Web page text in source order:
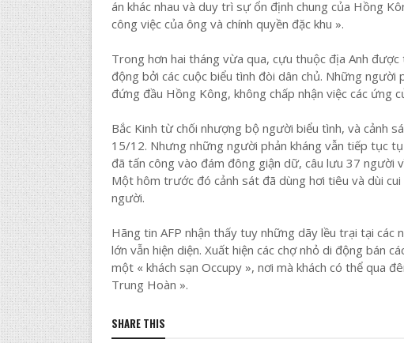
án khác nhau và duy trì sự ổn định chung của Hồng
công việc của ông và chính quyền đặc khu ».
Trong hơn hai tháng vừa qua, cựu thuộc địa Anh
động bởi các cuộc biểu tình đòi dân chủ. Những
đứng đầu Hồng Kông, không chấp nhận việc các ứng
Bắc Kinh từ chối nhượng bộ người biểu tình, và cảnh
15/12. Nhưng những người phản kháng vẫn tiếp tục
đã tấn công vào đám đông giận dữ, câu lưu 37
Một hôm trước đó cảnh sát đã dùng hơi tiêu và dùi
người.
Hãng tin AFP nhận thấy tuy những dãy lều trại tại
lớn vẫn hiện diện. Xuất hiện các chợ nhỏ di động bán
một « khách sạn Occupy », nơi mà khách có thể qua
Trung Hoàn ».
SHARE THIS